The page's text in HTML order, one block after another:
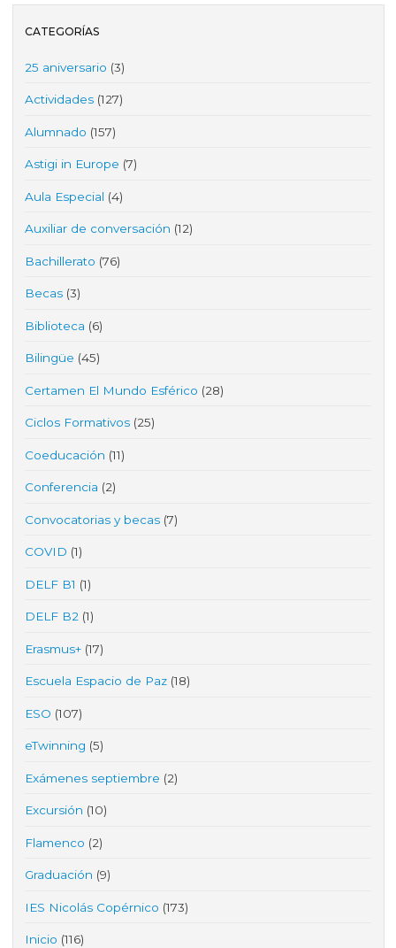
CATEGORÍAS
25 aniversario (3)
Actividades (127)
Alumnado (157)
Astigi in Europe (7)
Aula Especial (4)
Auxiliar de conversación (12)
Bachillerato (76)
Becas (3)
Biblioteca (6)
Bilingüe (45)
Certamen El Mundo Esférico (28)
Ciclos Formativos (25)
Coeducación (11)
Conferencia (2)
Convocatorias y becas (7)
COVID (1)
DELF B1 (1)
DELF B2 (1)
Erasmus+ (17)
Escuela Espacio de Paz (18)
ESO (107)
eTwinning (5)
Exámenes septiembre (2)
Excursión (10)
Flamenco (2)
Graduación (9)
IES Nicolás Copérnico (173)
Inicio (116)